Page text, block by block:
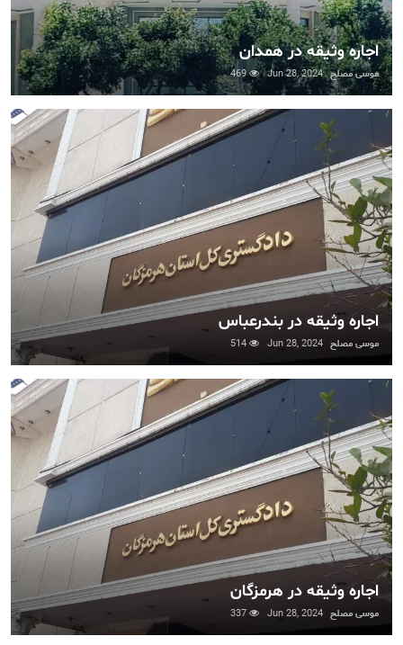
اجاره وثیقه در همدان
موسی مصلح Jun 28, 2024
469
اجاره وثیقه در بندرعباس
موسی مصلح Jun 28, 2024
اجاره وثیقه در هرمزگان
موسی مصلح Jun 28, 2024